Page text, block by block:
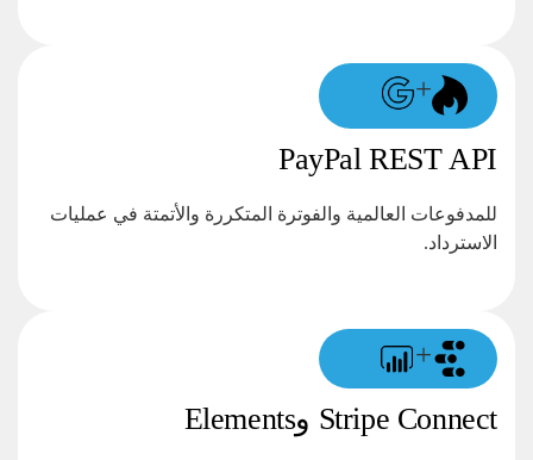
+
PayPal REST API
للمدفوعات العالمية والفوترة المتكررة والأتمتة في عمليات
الاسترداد.
+
Stripe Connect وElements